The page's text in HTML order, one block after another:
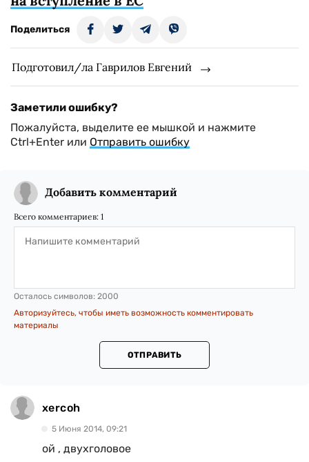
Поделиться
Подготовил/ла Гаврилов Евгений
Заметили ошибку?
Пожалуйста, выделите ее мышкой и нажмите
Ctrl+Enter или Отправить ошибку
Добавить комментарий
Всего комментариев: 1
Осталось символов: 2000
Авторизуйтесь, чтобы иметь возможность комментировать
материалы
ОТПРАВИТЬ
xercoh
5 Июня 2014, 09:21
ой , двухголовое